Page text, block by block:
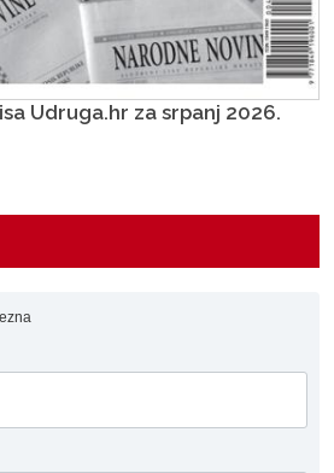
Udruga.hr za srpanj 2026.